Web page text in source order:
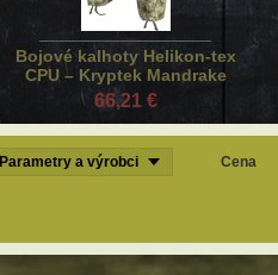
Bojové kalhoty Helikon-tex
CPU – Kryptek Mandrake
66,21 €
Parametry a výrobci Cena